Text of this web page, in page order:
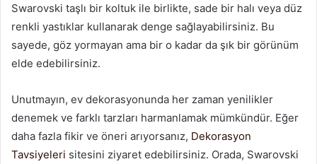
Swarovski taşlı bir koltuk ile birlikte, sade bir halı veya düz
renkli yastıklar kullanarak denge sağlayabilirsiniz. Bu
sayede, göz yormayan ama bir o kadar da şık bir görünüm
elde edebilirsiniz.
Unutmayın, ev dekorasyonunda her zaman yenilikler
denemek ve farklı tarzları harmanlamak mümkündür. Eğer
daha fazla fikir ve öneri arıyorsanız, Dekorasyon
Tavsiyeleri sitesini ziyaret edebilirsiniz. Orada, Swarovski